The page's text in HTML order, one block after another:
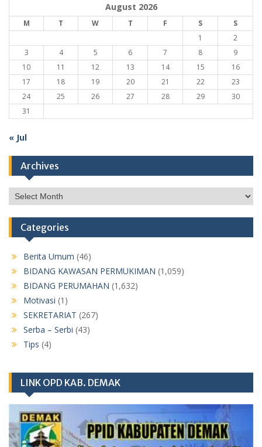
August 2026
M T W T F S
S
1
2
3
4 5 6 7 8
9
10
11 12 13 14 15
16
17
18 19 20 21 22
23
24
25 26 27 28 29
30
31
« Jul
Archives
Archives
Categories
Berita Umum (46)
BIDANG KAWASAN PERMUKIMAN (1,059)
BIDANG PERUMAHAN (1,632)
Motivasi (1)
SEKRETARIAT (267)
Serba – Serbi (43)
Tips (4)
LINK OPD KAB. DEMAK